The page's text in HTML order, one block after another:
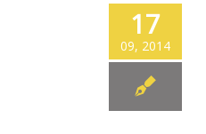
17
09, 2014